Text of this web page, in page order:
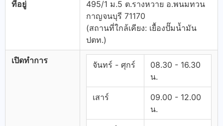
ที่อยู่
495/1 ม.5 ต.รางหวาย อ.พนมทวน
กาญจนบุรี 71170
(สถานที่ใกล้เคียง: เยื้องปั๊มน้ำมัน
ปตท.)
เปิดทำการ จันทร์ - ศุกร์
08.30 - 16.30
น.
เสาร์
09.00 - 12.00
น.